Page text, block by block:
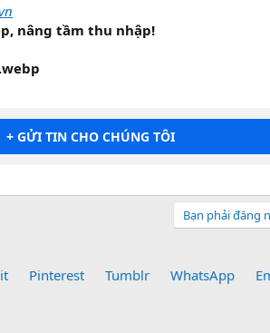
nâng tầm thu nhập!
+ GỬI TIN CHO CHÚNG TÔI
Bạn phải đăng
Pinterest Tumblr WhatsApp